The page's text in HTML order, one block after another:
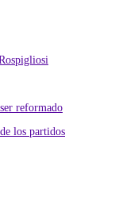
reformado
los partidos